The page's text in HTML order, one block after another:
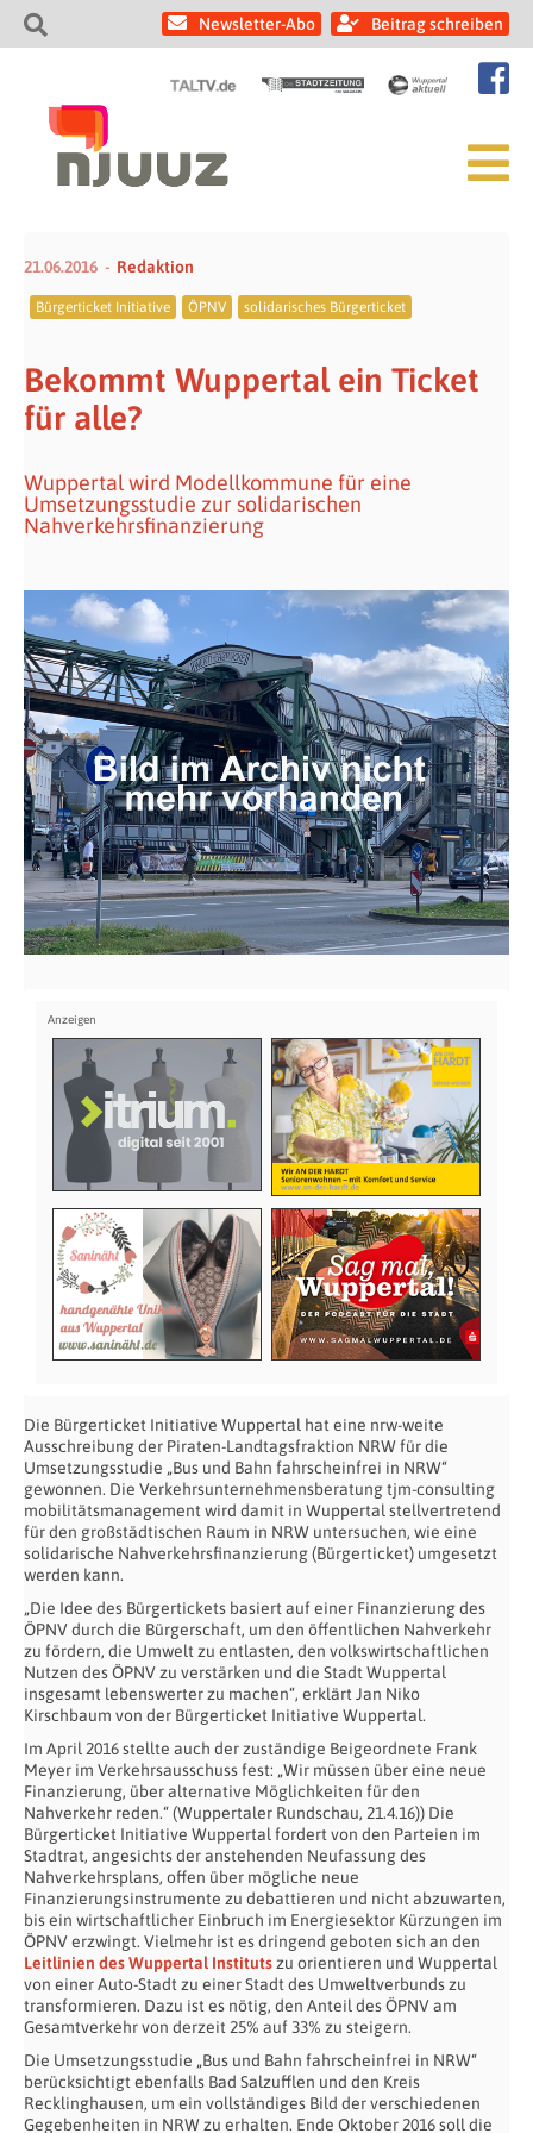
Newsletter-Abo Beitrag schreiben
21.06.2016 Redaktion
Bürgerticket Initiative ÖPNV solidarisches Bürgerticket
Bekommt Wuppertal ein Ticket
für alle?
Wuppertal wird Modellkommune für eine
Umsetzungsstudie zur solidarischen
Nahverkehrsfinanzierung
Die Bürgerticket Initiative Wuppertal hat eine nrw-weite
Ausschreibung der Piraten-Landtagsfraktion NRW für die
Umsetzungsstudie „Bus und Bahn fahrscheinfrei in NRW“
gewonnen. Die Verkehrsunternehmensberatung tjm-consulting
mobilitätsmanagement wird damit in Wuppertal stellvertretend
für den großstädtischen Raum in NRW untersuchen, wie eine
solidarische Nahverkehrsfinanzierung (Bürgerticket) umgesetzt
werden kann.
„Die Idee des Bürgertickets basiert auf einer Finanzierung des
ÖPNV durch die Bürgerschaft, um den öffentlichen Nahverkehr
zu fördern, die Umwelt zu entlasten, den volkswirtschaftlichen
Nutzen des ÖPNV zu verstärken und die Stadt Wuppertal
insgesamt lebenswerter zu machen“, erklärt Jan Niko
Kirschbaum von der Bürgerticket Initiative Wuppertal.
Im April 2016 stellte auch der zuständige Beigeordnete Frank
Meyer im Verkehrsausschuss fest: „Wir müssen über eine neue
Finanzierung, über alternative Möglichkeiten für den
Nahverkehr reden.“ (Wuppertaler Rundschau, 21.4.16)) Die
Bürgerticket Initiative Wuppertal fordert von den Parteien im
Stadtrat, angesichts der anstehenden Neufassung des
Nahverkehrsplans, offen über mögliche neue
Finanzierungsinstrumente zu debattieren und nicht abzuwarten,
bis ein wirtschaftlicher Einbruch im Energiesektor Kürzungen im
ÖPNV erzwingt. Vielmehr ist es dringend geboten sich an den
Leitlinien des Wuppertal Institutszu orientieren und Wuppertal
von einer Auto-Stadt zu einer Stadt des Umweltverbunds zu
transformieren. Dazu ist es nötig, den Anteil des ÖPNV am
Gesamtverkehr von derzeit 25% auf 33% zu steigern.
Die Umsetzungsstudie „Bus und Bahn fahrscheinfrei in NRW“
berücksichtigt ebenfalls Bad Salzufflen und den Kreis
Recklinghausen, um ein vollständiges Bild der verschiedenen
Gegebenheiten in NRW zu erhalten. Ende Oktober 2016 soll die